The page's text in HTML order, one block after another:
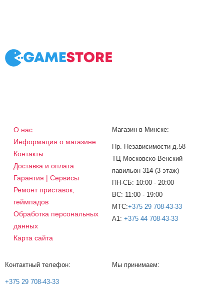
О нас
Информация о магазине
Контакты
Доставка и оплата
Гарантия | Сервисы
Ремонт приставок,
геймпадов
Обработка персональных
данных
Карта сайта
Магазин в Минске:
Пр. Независимости д.58
ТЦ Московско-Венский
павильон 314 (3 этаж)
ПН-СБ: 10:00 - 20:00
ВС: 11:00 - 19:00
МТС:+375 29 708-43-33
A1: +375 44 708-43-33
Контактный телефон:
+375 29 708-43-33
Мы принимаем: